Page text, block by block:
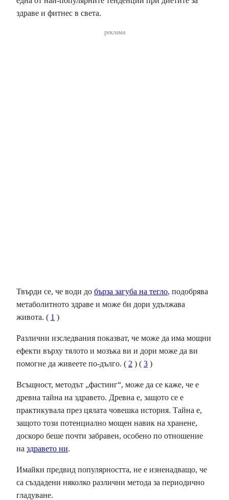
здраве и фитнес в света.
реклама
Твърди се, че води до бърза загуба на тегло, подобрява
метаболитното здраве и може би дори удължава
живота. ( 1 )
Различни изследвания показват, че може да има мощни
ефекти върху тялото и мозъка ви и дори може да ви
помогне да живеете по-дълго. ( 2 ) ( 3 )
Всъщност, методът „фастинг“, може да се каже, че е
древна тайна на здравето. Древна е, защото се е
практикувала през цялата човешка история. Тайна е,
защото този потенциално мощен навик на хранене,
доскоро беше почти забравен, особено по отношение
на здравето ни.
Имайки предвид популярността, не е изненадващо, че
са създадени няколко различни метода за периодично
гладуване.